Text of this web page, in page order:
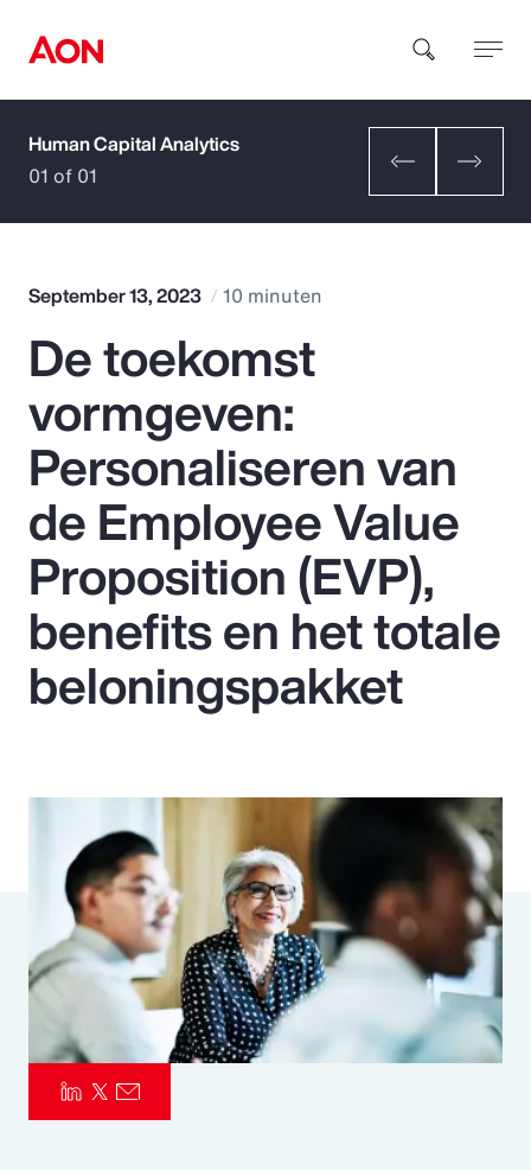
How can we help you?
Popular Searches
Insurance
Benefits
Pay Transparency
Parametrics
Risk Management
Human Capital Analytics
01 of 01
September 13, 2023 10 minuten
De toekomst
vormgeven:
Personaliseren van
de Employee Value
Proposition (EVP),
benefits en het totale
beloningspakket